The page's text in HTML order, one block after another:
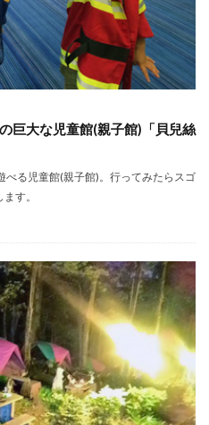
巨大な児童館(親子館)「貝兒絲
る児童館(親子館)。行ってみたらスゴ
す。